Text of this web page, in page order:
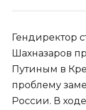
Гендиректор
Шахназаров
Путиным в
проблему
России. В